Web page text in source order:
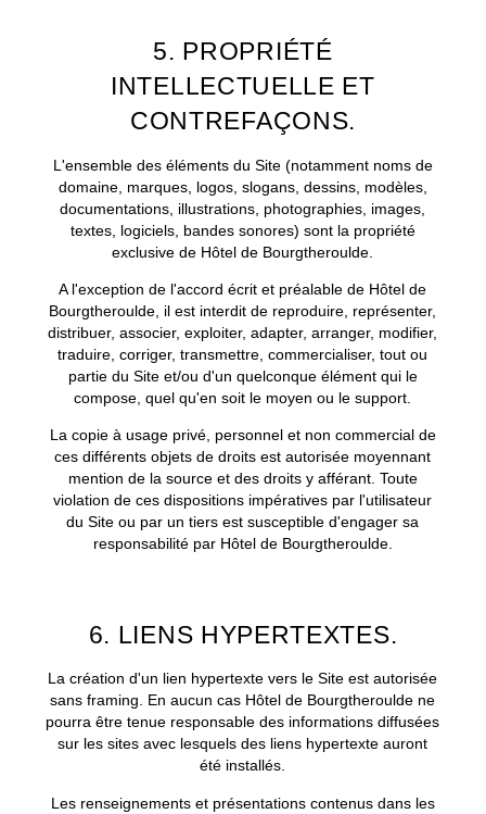
5. PROPRIÉTÉ
INTELLECTUELLE ET
CONTREFAÇONS.
L'ensemble des éléments du Site (notamment noms de
domaine, marques, logos, slogans, dessins, modèles,
documentations, illustrations, photographies, images,
textes, logiciels, bandes sonores) sont la propriété
exclusive de Hôtel de Bourgtheroulde.
A l'exception de l'accord écrit et préalable de Hôtel de
Bourgtheroulde, il est interdit de reproduire, représenter,
distribuer, associer, exploiter, adapter, arranger, modifier,
traduire, corriger, transmettre, commercialiser, tout ou
partie du Site et/ou d'un quelconque élément qui le
compose, quel qu'en soit le moyen ou le support.
La copie à usage privé, personnel et non commercial de
ces différents objets de droits est autorisée moyennant
mention de la source et des droits y afférant. Toute
violation de ces dispositions impératives par l'utilisateur
du Site ou par un tiers est susceptible d'engager sa
responsabilité par Hôtel de Bourgtheroulde.
6. LIENS HYPERTEXTES.
La création d'un lien hypertexte vers le Site est autorisée
sans framing. En aucun cas Hôtel de Bourgtheroulde ne
pourra être tenue responsable des informations diffusées
sur les sites avec lesquels des liens hypertexte auront
été installés.
Les renseignements et présentations contenus dans les
+33 2 35 14 50 50